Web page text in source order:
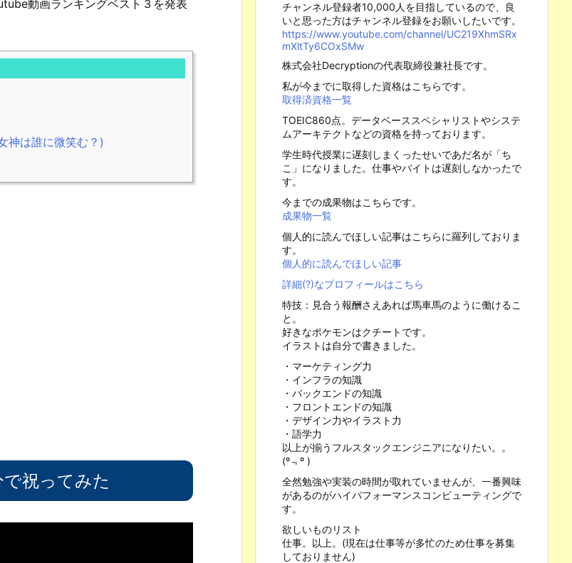
動画ランキングベスト３を発表
神は誰に微笑む？)
祝ってみた
チャンネル登録者10,000人を目指しているので、良
いと思った方はチャンネル登録をお願いしたいです。
https://www.youtube.com/channel/UC219XhmSRx
mXltTy6COxSMw
株式会社Decryptionの代表取締役兼社長です。
私が今までに取得した資格はこちらです。
取得済資格一覧
TOEIC860点。データベーススペシャリストやシステ
ムアーキテクトなどの資格を持っております。
学生時代授業に遅刻しまくったせいであだ名が「ち
こ」になりました。仕事やバイトは遅刻しなかったで
す。
今までの成果物はこちらです。
成果物一覧
個人的に読んでほしい記事はこちらに羅列しておりま
す。
個人的に読んでほしい記事
詳細(?)なプロフィールはこちら
特技：見合う報酬さえあれば馬車馬のように働けるこ
と。
好きなポケモンはクチートです。
イラストは自分で書きました。
・マーケティング力
・インフラの知識
・バックエンドの知識
・フロントエンドの知識
・デザイン力やイラスト力
・語学力
以上が揃うフルスタックエンジニアになりたい。。
(º﹃º )
全然勉強や実装の時間が取れていませんが、一番興味
があるのがハイパフォーマンスコンピューティングで
す。
欲しいものリスト
仕事。以上。(現在は仕事等が多忙のため仕事を募集
しておりません)